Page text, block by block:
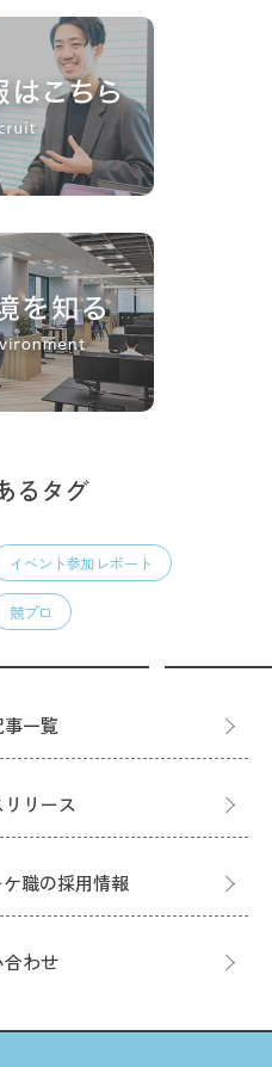
るタグ
イベント参加レポート
競プロ
事一覧
リース
職の採用情報
合わせ